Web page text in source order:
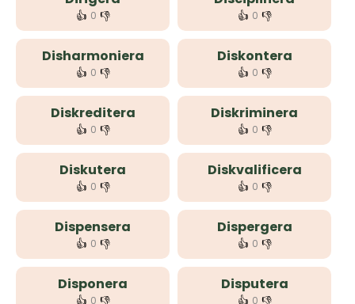
👍 0 👎 👍 0 👎
Disharmoniera
👍 0 👎
Diskontera
👍 0 👎
Diskreditera
👍 0 👎
Diskriminera
👍 0 👎
Diskutera
👍 0 👎
Diskvalificera
👍 0 👎
Dispensera
👍 0 👎
Dispergera
👍 0 👎
Disponera
👍 0 👎
Disputera
👍 0 👎